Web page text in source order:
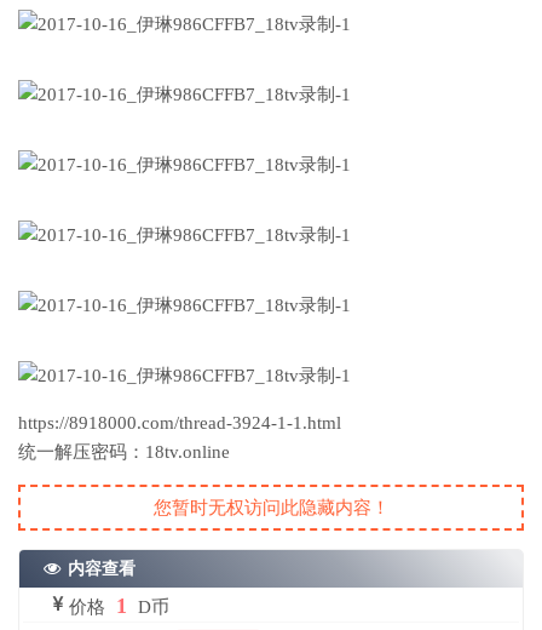
https://8918000.com/thread-3924-1-1.html
统一解压密码：18tv.online
您暂时无权访问此隐藏内容！
内容查看
价格 1
D币